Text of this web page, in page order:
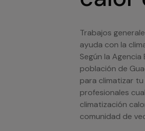
Trabajos
ayuda con la
Según la
población de
para climatizar
profesionales
climatización
comunidad de